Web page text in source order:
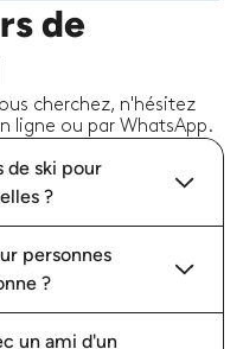
de
cherchez, n'hésitez
ligne ou par WhatsApp.
de ski pour
?
personnes
?
un ami d'un